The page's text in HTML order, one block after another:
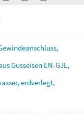
Gusseisen EN-GJL,
erdverlegt,